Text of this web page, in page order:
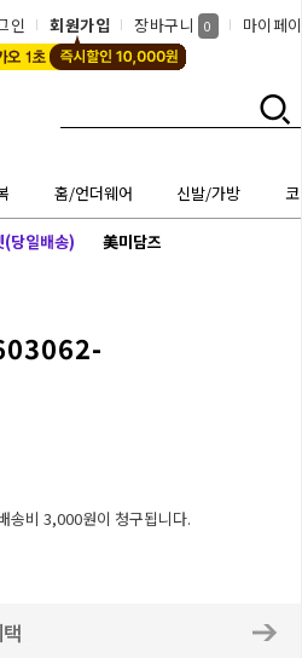
인 회원가입 장바구니 0 마이페
홈/언더웨어 신발/가방
(당일배송) 美미담즈
송비 3,000원이 청구됩니다.